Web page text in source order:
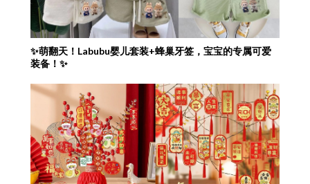
✨萌翻天！Labubu婴儿套装+蜂巢牙签，宝宝的专属可爱
装备！✨